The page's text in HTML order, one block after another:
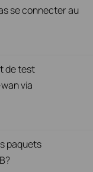
se connecter au
de test
via
paquets